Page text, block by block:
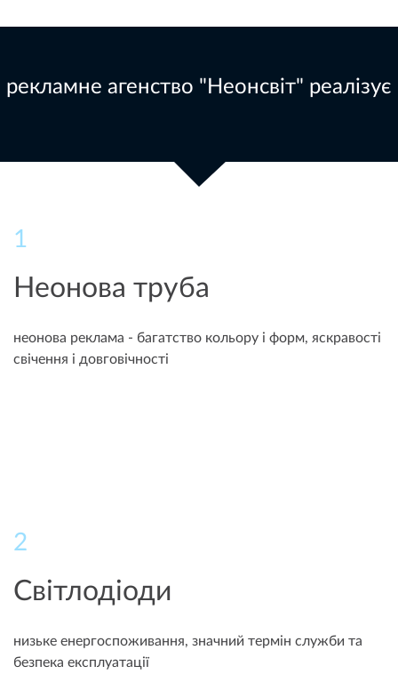
рекламне агенство "Неонсвіт" реалізує
1
Неонова труба
неонова реклама - багатство кольору і форм, яскравості
свічення і довговічності
2
Світлодіоди
низьке енергоспоживання, значний термін служби та
безпека експлуатації